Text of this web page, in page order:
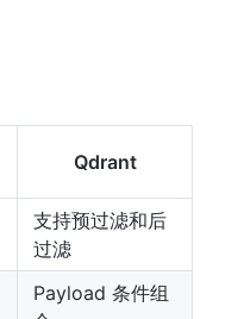
Qdrant
支持预过滤和后
过滤
Payload 条件组